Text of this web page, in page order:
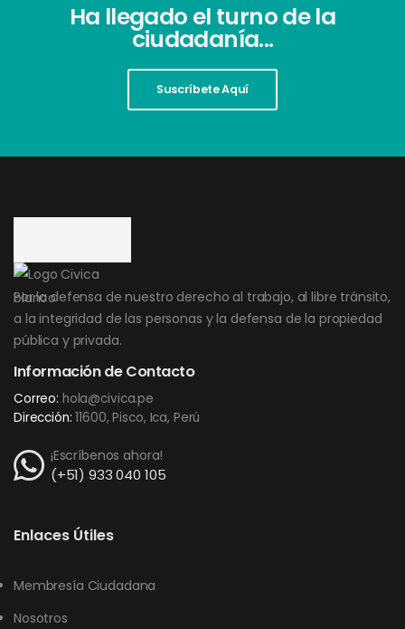
Ha llegado el turno de la
ciudadanía...
Suscríbete Aquí
Por la defensa de nuestro derecho al trabajo, al libre tránsito,
a la integridad de las personas y la defensa de la propiedad
pública y privada.
Información de Contacto
Correo: hola@civica.pe
Dirección: 11600, Pisco, Ica, Perú
¡Escríbenos ahora!
(+51) 933 040 105
Enlaces Útiles
Membresía Ciudadana
Nosotros